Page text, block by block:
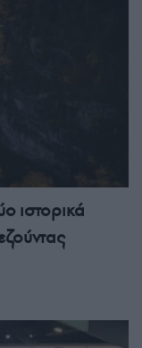
ιστορικά